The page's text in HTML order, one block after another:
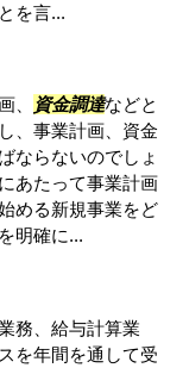
を言...
、 資金調達などと
、事業計画、資金
ならないのでしょ
あたって事業計画
める新規事業をど
明確に...
務、給与計算業
を年間を通して受